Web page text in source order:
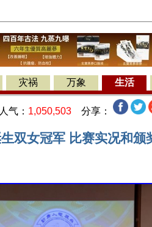
灾祸 万象 生活
人气： 1,050,503 分享：
双女冠军 比赛实况和颁